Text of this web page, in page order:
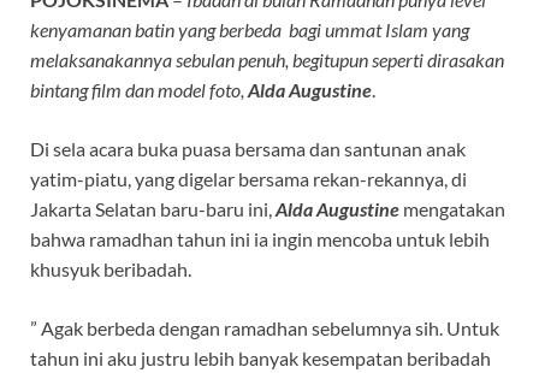
kenyamanan batin yang berbeda bagi ummat Islam yang
melaksanakannya sebulan penuh, begitupun seperti dirasakan
bintang film dan model foto, Alda Augustine.
Di sela acara buka puasa bersama dan santunan anak
yatim-piatu, yang digelar bersama rekan-rekannya, di
Jakarta Selatan baru-baru ini,Alda Augustine mengatakan
bahwa ramadhan tahun ini ia ingin mencoba untuk lebih
khusyuk beribadah.
” Agak berbeda dengan ramadhan sebelumnya sih. Untuk
tahun ini aku justru lebih banyak kesempatan beribadah